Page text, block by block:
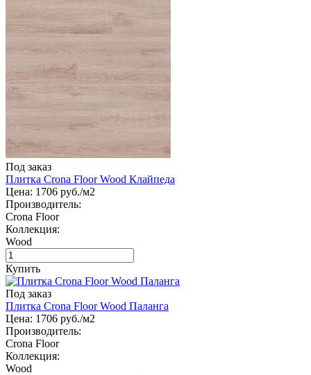
Под заказ
Плитка Crona Floor Wood Клайпеда
Цена: 1706 руб./м2
Производитель:
Crona Floor
Коллекция:
Wood
Купить
Под заказ
Плитка Crona Floor Wood Паланга
Цена: 1706 руб./м2
Производитель:
Crona Floor
Коллекция:
Wood